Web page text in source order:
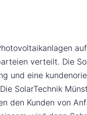
verteilt. Die
und eine
SolarTechnik
den Kunden von